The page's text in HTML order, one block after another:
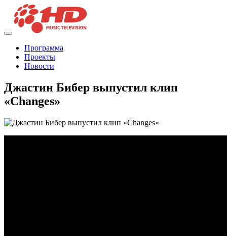
Программа
Проекты
Новости
Джастин Бибер выпустил клип
«Changes»